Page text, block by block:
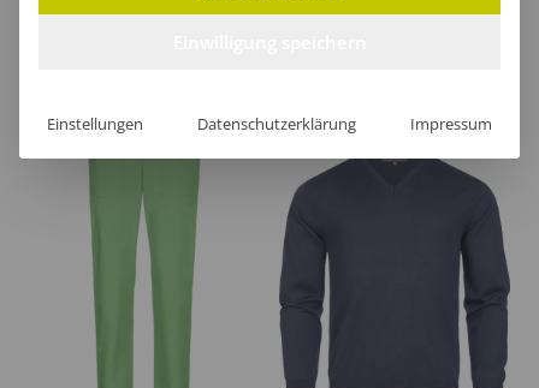
Einstellungen Datenschutzerklärung Impressum